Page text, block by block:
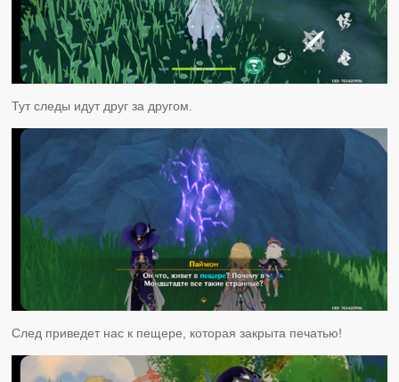
Тут следы идут друг за другом.
След приведет нас к пещере, которая закрыта печатью!